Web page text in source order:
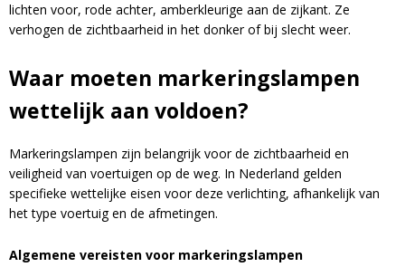
lichten voor, rode achter, amberkleurige aan de zijkant. Ze
verhogen de zichtbaarheid in het donker of bij slecht weer.
Waar moeten markeringslampen
wettelijk aan voldoen?
Markeringslampen zijn belangrijk voor de zichtbaarheid en
veiligheid van voertuigen op de weg. In Nederland gelden
specifieke wettelijke eisen voor deze verlichting, afhankelijk van
het type voertuig en de afmetingen.
Algemene vereisten voor markeringslampen
Blijf op de hoogte van nieuwe product
updates, promoties en aanbiedingen, leuke
maand!
Email
in je inbox. Deze ontvang je binnen een paar
minuten.